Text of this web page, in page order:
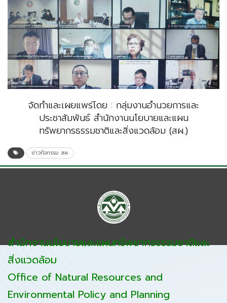
จัดทำและเผยแพร่โดย : กลุ่มงานอำนวยการและ
ประชาสัมพันธ์ สำนักงานนโยบายและแผน
ทรัพยากรธรรมชาติและสิ่งแวดล้อม (สผ.)
ข่าวกิจกรรม สผ.
สำนักงานนโยบายและแผนทรัพยากรธรรมชาติและ
สิ่งแวดล้อม
Office of Natural Resources and
Environmental Policy and Planning